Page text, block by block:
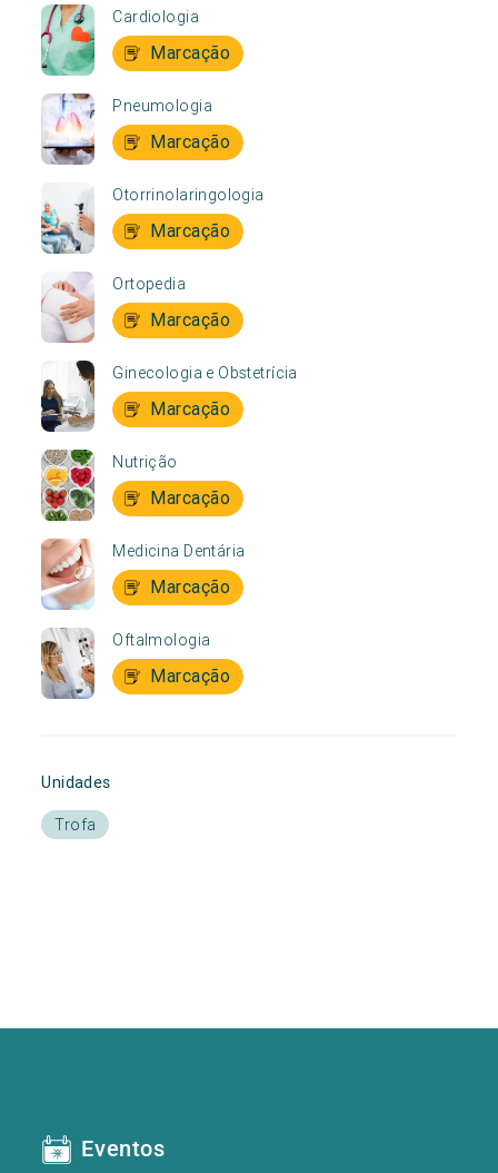
Cardiologia
Marcação
Pneumologia
Marcação
Otorrinolaringologia
Marcação
Ortopedia
Marcação
Ginecologia e Obstetrícia
Marcação
Nutrição
Marcação
Medicina Dentária
Marcação
Oftalmologia
Marcação
Unidades
Trofa
Eventos